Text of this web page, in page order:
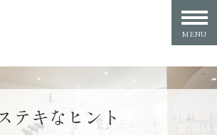
テキなヒント